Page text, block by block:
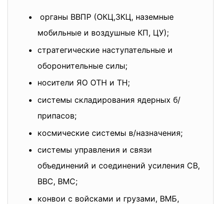
органы ВВПР (ОКЦ,ЗКЦ, наземные
мобильные и воздушные КП, ЦУ);
стратегические наступательные и
оборонительные силы;
носители ЯО ОТН и ТН;
системы складирования ядерных б/
припасов;
космические системы в/назначения;
системы управления и связи
объединений и соединений усиления СВ,
ВВС, ВМС;
конвои с войсками и грузами, ВМБ,